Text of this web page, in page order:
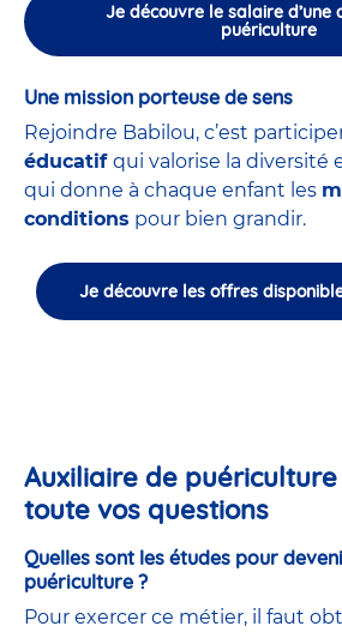
Je découvre le salaire d’une
puériculture
Une mission porteuse de sens
Rejoindre Babilou, c’est
éducatif qui valorise la diversité
qui donne à chaque enfant les
conditions pour bien grandir.
Je découvre les offres
Auxiliaire de
toute vos questions
Quelles sont les études pour
puériculture ?
Pour exercer ce métier, il faut